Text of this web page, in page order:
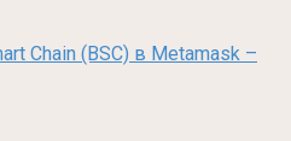
Chain (BSC) в Metamask –